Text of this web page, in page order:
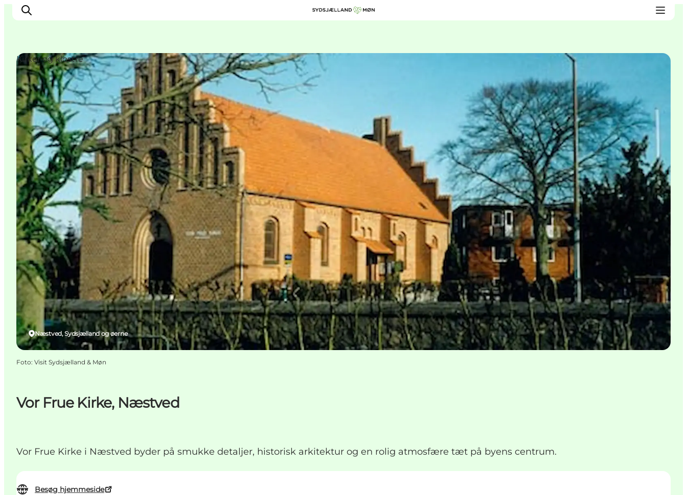
Oplev
Byer og steder
Events
Spis
Overnat
Planlæg din tur
Vor Frue Kirke, Næstved
Vor Frue Kirke i Næstved byder på smukke detaljer, historisk arkitektur og en rolig atmosfære tæt på byens centrum.
Besøg hjemmeside
Næstved, Sydsjælland og øerne
Kirker og klostre
Foto: Visit Sydsjælland & Møn